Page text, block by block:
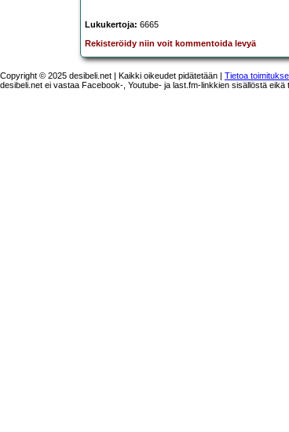
Lukukertoja: 6665
Rekisteröidy niin voit kommentoida levyä
Copyright © 2025 desibeli.net | Kaikki oikeudet pidätetään | Tietoa
desibeli.net ei vastaa Facebook-, Youtube- ja last.fm-linkkien sisällöstä